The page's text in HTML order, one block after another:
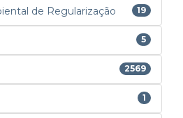
de Regularização 19
5
2569
1